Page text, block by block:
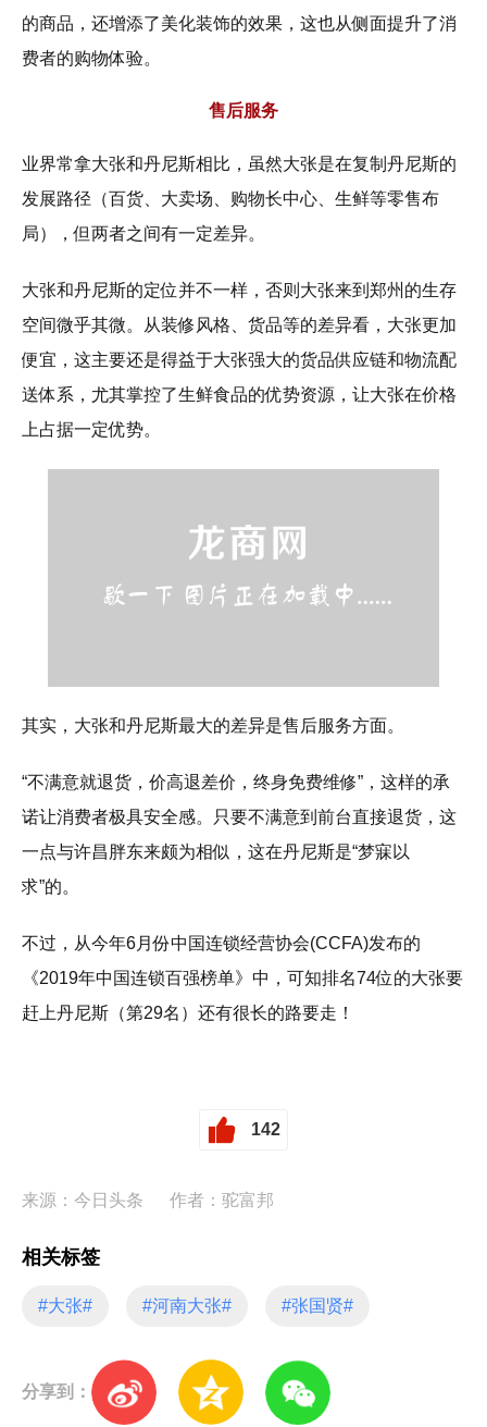
的商品，还增添了美化装饰的效果，这也从侧面提升了消
费者的购物体验。
售后服务
业界常拿大张和丹尼斯相比，虽然大张是在复制丹尼斯的
发展路径（百货、大卖场、购物长中心、生鲜等零售布
局），但两者之间有一定差异。
大张和丹尼斯的定位并不一样，否则大张来到郑州的生存
空间微乎其微。从装修风格、货品等的差异看，大张更加
便宜，这主要还是得益于大张强大的货品供应链和物流配
送体系，尤其掌控了生鲜食品的优势资源，让大张在价格
上占据一定优势。
其实，大张和丹尼斯最大的差异是售后服务方面。
“不满意就退货，价高退差价，终身免费维修”，这样的承
诺让消费者极具安全感。只要不满意到前台直接退货，这
一点与许昌胖东来颇为相似，这在丹尼斯是“梦寐以
求”的。
不过，从今年6月份中国连锁经营协会(CCFA)发布的
《2019年中国连锁百强榜单》中，可知排名74位的大张要
赶上丹尼斯（第29名）还有很长的路要走！
142
来源：今日头条 作者：驼富邦
相关标签
#大张# #河南大张# #张国贤#
分享到：